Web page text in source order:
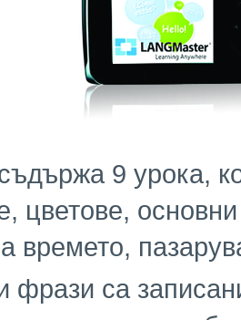
9 урока,
цветове,
времето,
фрази са